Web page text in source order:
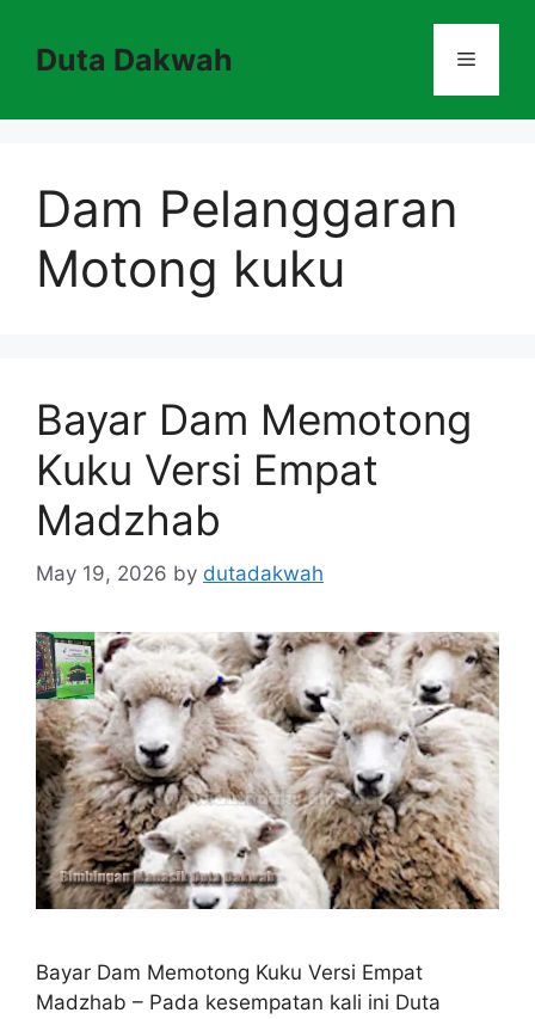
contentDuta Dakwah Menu
Dam Pelanggaran
Motong kuku
Bayar Dam Memotong
Kuku Versi Empat
Madzhab
May 19, 2026 by dutadakwah
Bayar Dam Memotong Kuku Versi Empat
Madzhab – Pada kesempatan kali ini Duta